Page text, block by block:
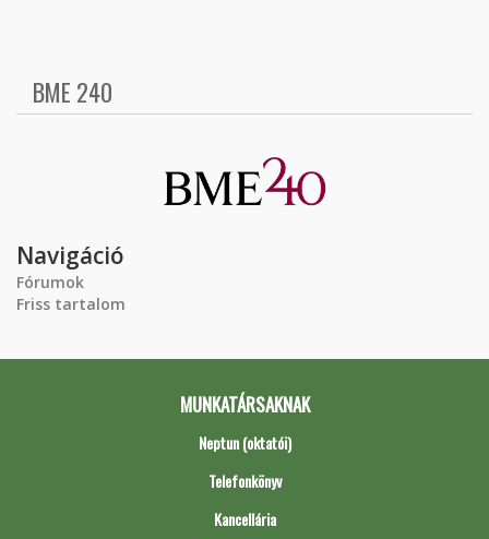
BME 240
Navigáció
Fórumok
Friss tartalom
MUNKATÁRSAKNAK
Neptun (oktatói)
Telefonkönyv
Kancellária